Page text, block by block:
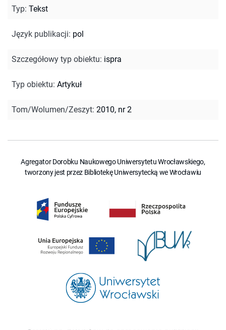
Typ: Tekst
Język publikacji: pol
Szczegółowy typ obiektu: ispra
Typ obiektu: Artykuł
Tom/Wolumen/Zeszyt: 2010, nr 2
Agregator Dorobku Naukowego Uniwersytetu Wrocławskiego,
tworzony jest przez Bibliotekę Uniwersytecką we Wrocławiu